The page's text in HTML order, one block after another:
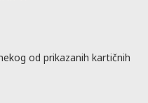
od prikazanih kartičnih